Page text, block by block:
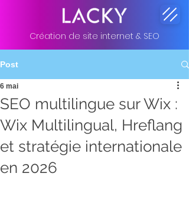
Création de site internet & SEO
Post
SEO multilingue sur Wix :
Wix Multilingual, Hreflang
et stratégie internationale
en 2026
6 mai